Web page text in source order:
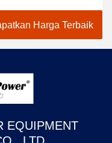
kabel 10 Ton
Harga Terbaik
EQUIPMENT